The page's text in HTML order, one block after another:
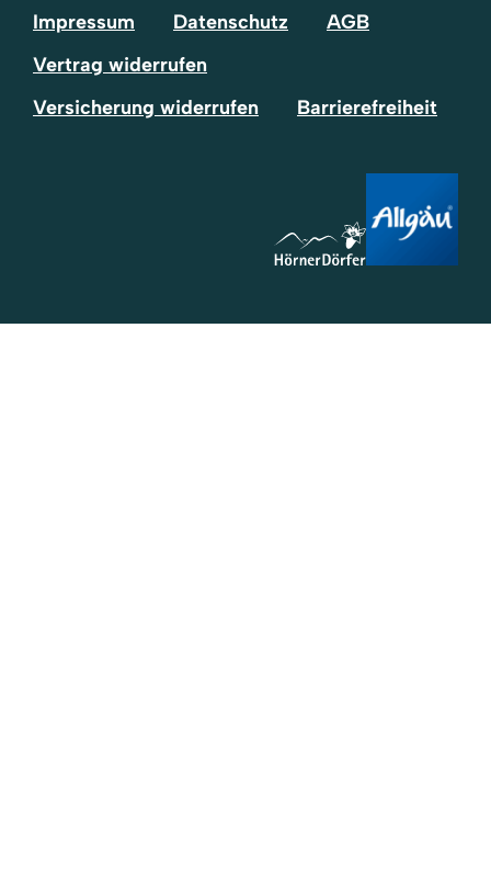
Impressum
Datenschutz
AGB
Vertrag widerrufen
Versicherung widerrufen
Barrierefreiheit